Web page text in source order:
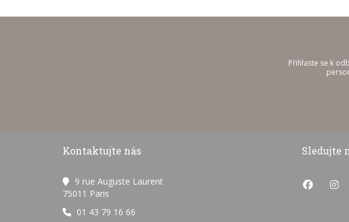
Přihlaste se k
Kontaktujte nás
9 rue Auguste Laurent
75011 Paris
01 43 79 16 66
Sledujte